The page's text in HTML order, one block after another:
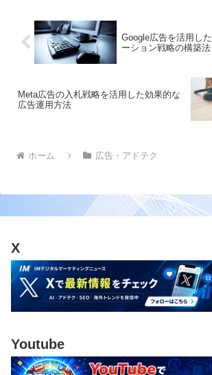
Google広告を活用し
ーション戦略の構築法
Meta広告の入札戦略を活用した効果的な
広告運用方法
ホーム 広告・アドテク
X
Youtube